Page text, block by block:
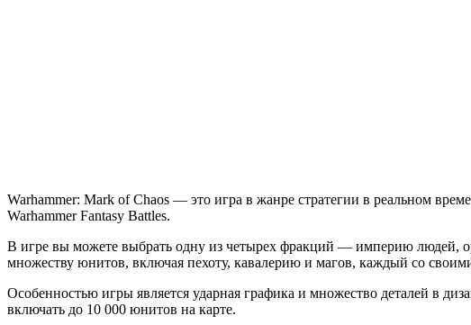
Warhammer: Mark of Chaos — это игра в жанре стратегии в реальном
Warhammer Fantasy Battles.
В игре вы можете выбрать одну из четырех фракций — империю людей,
множеству юнитов, включая пехоту, кавалерию и магов, каждый со
Особенностью игры является ударная графика и множество деталей в
включать до 10 000 юнитов на карте.